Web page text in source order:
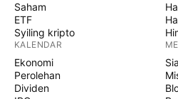
Saham
ETF
Syiling kripto
KALENDAR
Ekonomi
Perolehan
Dividen